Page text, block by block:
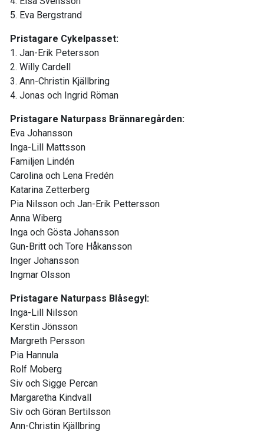
5. Eva Bergstrand
Pristagare Cykelpasset:
1. Jan-Erik Petersson
2. Willy Cardell
3. Ann-Christin Kjällbring
4. Jonas och Ingrid Röman
Pristagare Naturpass Brännaregården:
Eva Johansson
Inga-Lill Mattsson
Familjen Lindén
Carolina och Lena Fredén
Katarina Zetterberg
Pia Nilsson och Jan-Erik Pettersson
Anna Wiberg
Inga och Gösta Johansson
Gun-Britt och Tore Håkansson
Inger Johansson
Ingmar Olsson
Pristagare Naturpass Blåsegyl:
Inga-Lill Nilsson
Kerstin Jönsson
Margreth Persson
Pia Hannula
Rolf Moberg
Siv och Sigge Percan
Margaretha Kindvall
Siv och Göran Bertilsson
Ann-Christin Kjällbring